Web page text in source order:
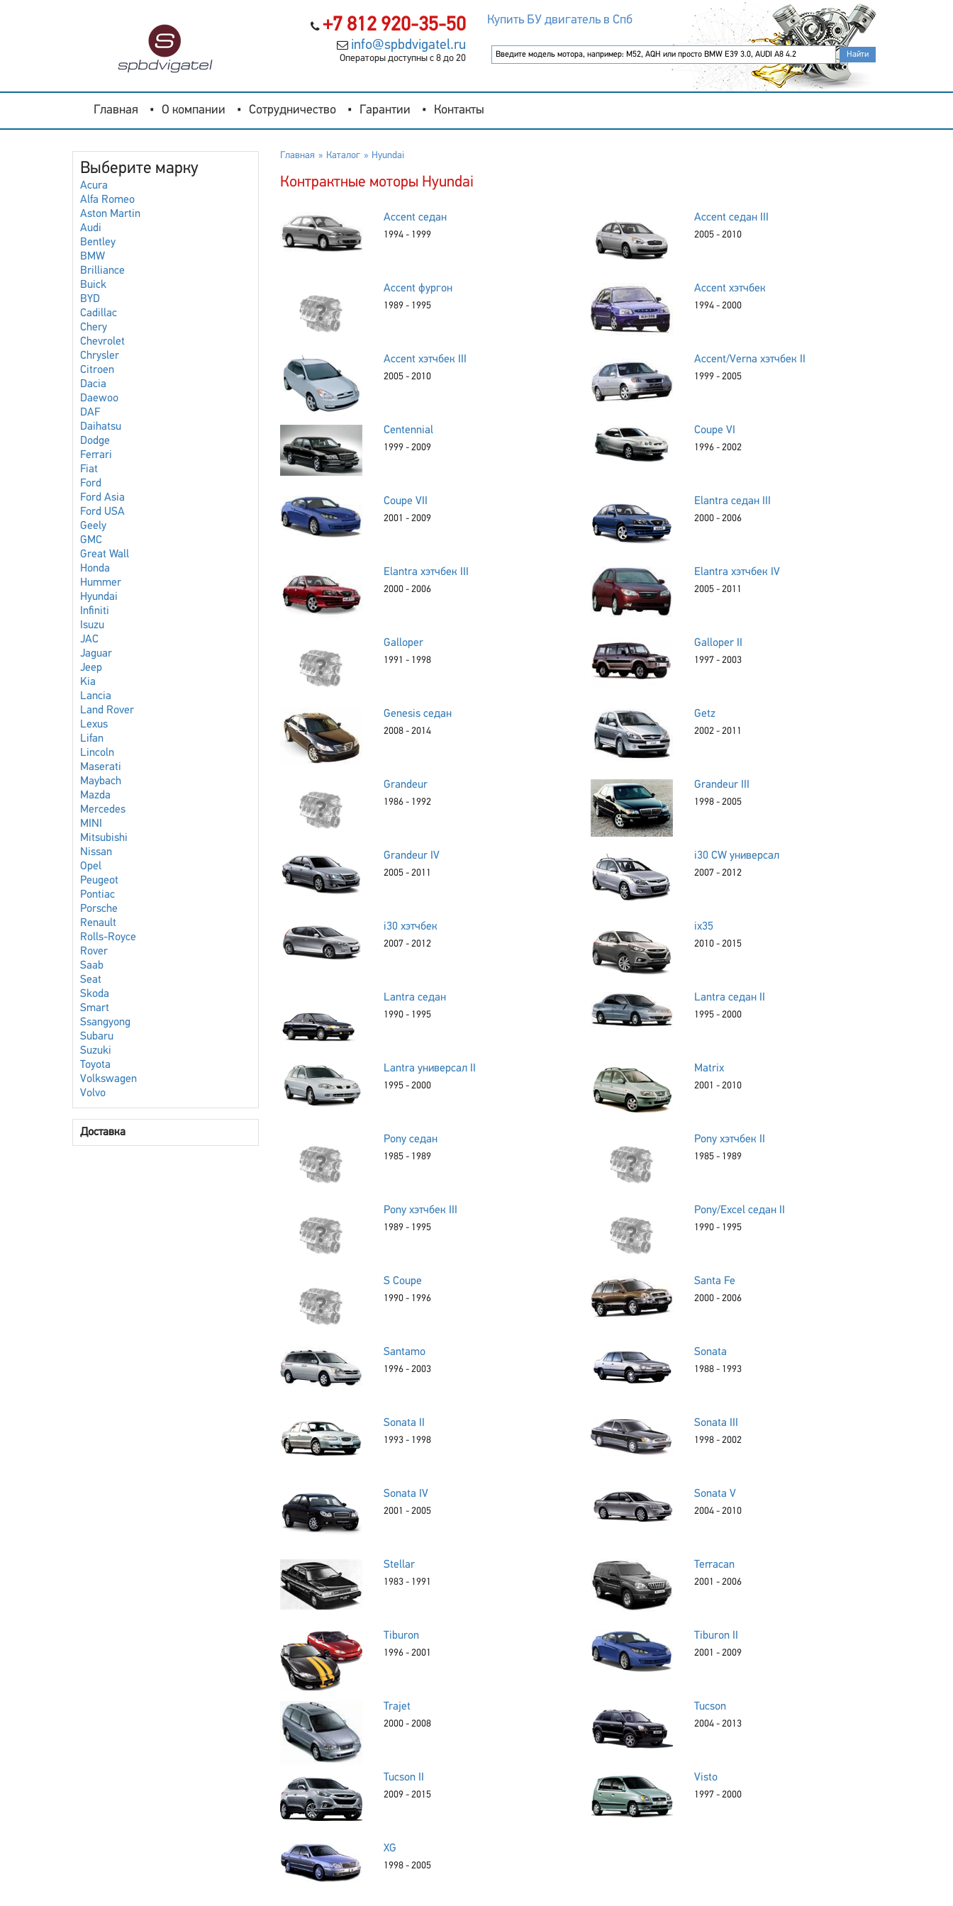
+7 812 920-35-50
info@spbdvigatel.ru
Операторы доступны с 8 до 20
Купить БУ двигатель в Спб
Главная О компании Сотрудничество Гарантии Контакты
Выберите марку
Acura
Alfa Romeo
Aston Martin
Audi
Bentley
BMW
Brilliance
Buick
BYD
Cadillac
Chery
Chevrolet
Chrysler
Citroen
Dacia
Daewoo
DAF
Daihatsu
Dodge
Ferrari
Fiat
Ford
Ford Asia
Ford USA
Geely
GMC
Great Wall
Honda
Hummer
Hyundai
Infiniti
Isuzu
JAC
Jaguar
Jeep
Kia
Lancia
Land Rover
Lexus
Lifan
Lincoln
Maserati
Maybach
Mazda
Mercedes
MINI
Mitsubishi
Nissan
Opel
Peugeot
Pontiac
Porsche
Renault
Rolls-Royce
Rover
Saab
Seat
Skoda
Smart
Ssangyong
Subaru
Suzuki
Toyota
Volkswagen
Volvo
Доставка
Главная Каталог Hyundai
Контрактные моторы Hyundai
Accent седан
1994 - 1999
Accent седан III
2005 - 2010
Accent фургон
1989 - 1995
Accent хэтчбек
1994 - 2000
Accent хэтчбек III
2005 - 2010
Accent/Verna хэтчбек II
1999 - 2005
Centennial
1999 - 2009
Coupe VI
1996 - 2002
Coupe VII
2001 - 2009
Elantra седан III
2000 - 2006
Elantra хэтчбек III
2000 - 2006
Elantra хэтчбек IV
2005 - 2011
Galloper
1991 - 1998
Galloper II
1997 - 2003
Genesis седан
2008 - 2014
Getz
2002 - 2011
Grandeur
1986 - 1992
Grandeur III
1998 - 2005
Grandeur IV
2005 - 2011
i30 CW универсал
2007 - 2012
i30 хэтчбек
2007 - 2012
ix35
2010 - 2015
Lantra седан
1990 - 1995
Lantra седан II
1995 - 2000
Lantra универсал II
1995 - 2000
Matrix
2001 - 2010
Pony седан
1985 - 1989
Pony хэтчбек II
1985 - 1989
Pony хэтчбек III
1989 - 1995
Pony/Excel седан II
1990 - 1995
S Coupe
1990 - 1996
Santa Fe
2000 - 2006
Santamo
1996 - 2003
Sonata
1988 - 1993
Sonata II
1993 - 1998
Sonata III
1998 - 2002
Sonata IV
2001 - 2005
Sonata V
2004 - 2010
Stellar
1983 - 1991
Terracan
2001 - 2006
Tiburon
1996 - 2001
Tiburon II
2001 - 2009
Trajet
2000 - 2008
Tucson
2004 - 2013
Tucson II
2009 - 2015
Visto
1997 - 2000
XG
1998 - 2005